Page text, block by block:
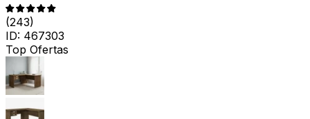
(243)
ID: 467303
Top Ofertas